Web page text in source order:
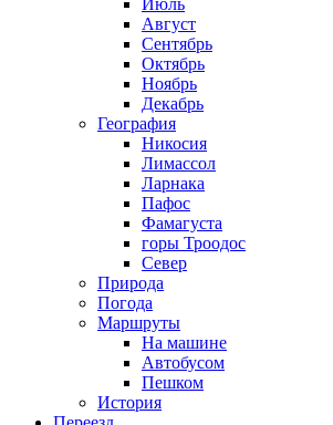
Июль
Август
Сентябрь
Октябрь
Ноябрь
Декабрь
География
Никосия
Лимассол
Ларнака
Пафос
Фамагуста
горы Троодос
Север
Природа
Погода
Маршруты
На машине
Автобусом
Пешком
История